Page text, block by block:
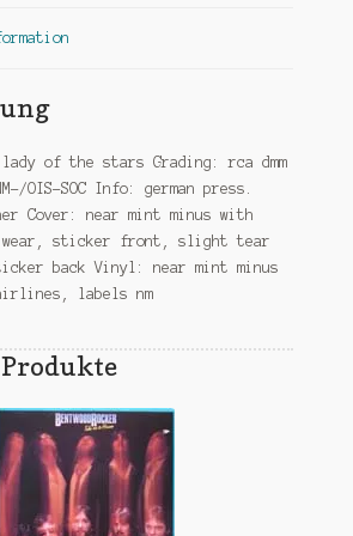
lady of the stars Grading: rca dmm
OIS-SOC Info: german press.
Cover: near mint minus with
wear, sticker front, slight tear
back Vinyl: near mint minus
labels nm